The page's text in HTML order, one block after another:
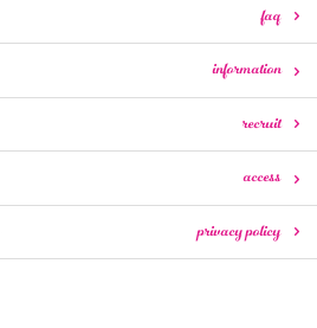
faq
information
recruit
access
privacy policy